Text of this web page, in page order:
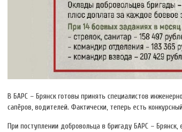
В БАРС – Брянск готовы принять специалистов
сапёров, водителей. Фактически, теперь есть
При поступлении добровольца в бригаду БАРС –